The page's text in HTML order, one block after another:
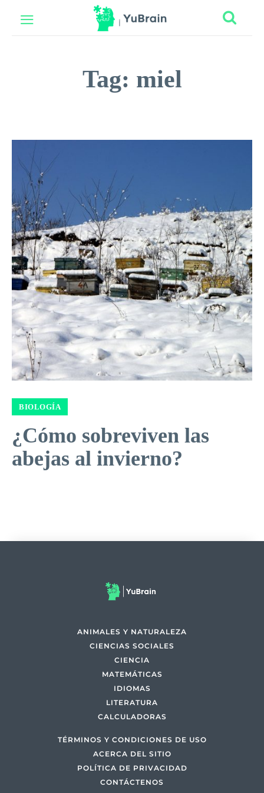
Tag: miel
BIOLOGÍA
¿Cómo sobreviven las
abejas al invierno?
ANIMALES Y NATURALEZA
CIENCIAS SOCIALES
CIENCIA
MATEMÁTICAS
IDIOMAS
LITERATURA
CALCULADORAS
TÉRMINOS Y CONDICIONES DE USO
ACERCA DEL SITIO
POLÍTICA DE PRIVACIDAD
CONTÁCTENOS